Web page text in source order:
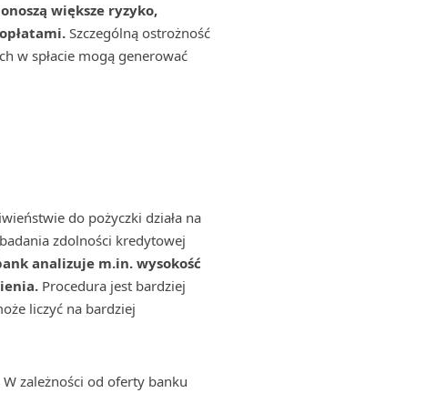
większe ryzyko,
Szczególną ostrożność
w spłacie mogą generować
do pożyczki działa na
zdolności kredytowej
analizuje m.in. wysokość
Procedura jest bardziej
liczyć na bardziej
W zależności od oferty banku